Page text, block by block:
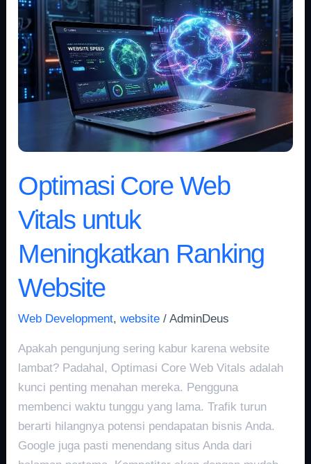
Optimasi Core Web
Vitals untuk
Meningkatkan Ranking
Website
Web Development,website /AdminDeus
Apakah pengunjung sering kabur karena website
lambat? Padahal, Optimasi Core Web Vitals adalah
kunci penting menahan mereka. Pengguna
membenci waktu tunggu yang lama. Trafik turun
berarti hilangnya potensi pendapatan bisnis Anda.
Google juga pasti menendang situs Anda dari
Core
Web
Vitals
untuk
Meningkatkan
Ranking